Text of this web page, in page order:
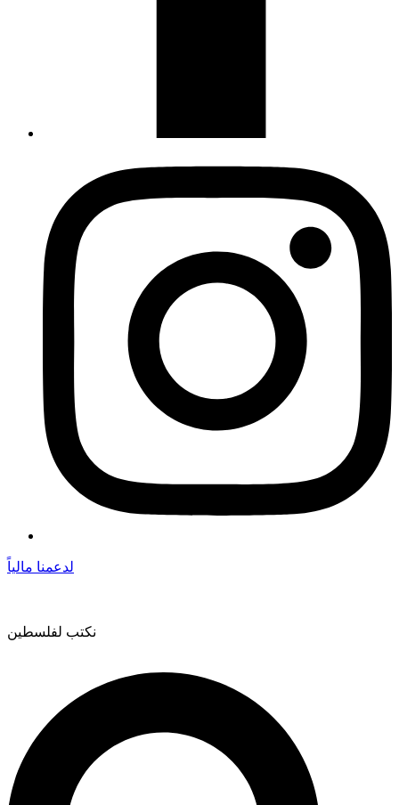
لدعمنا مالياً
نكتب لفلسطين